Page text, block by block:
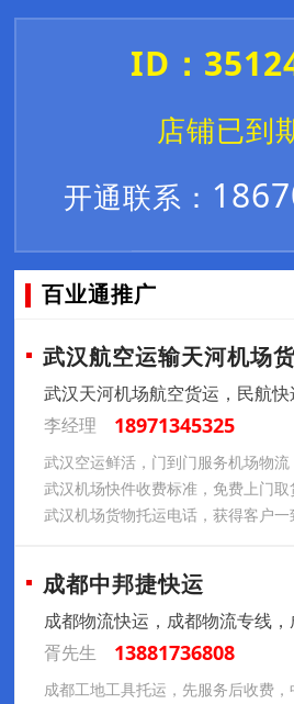
ID：
店铺已到
开通联系：
百业通推广
武汉航空运输天河机场
武汉天河机场航空货运，民航
李经理
18971345325
武汉空运鲜活，门到门服务机场物流
武汉机场快件收费标准，免费上门取
武汉机场货物托运电话，获得客户一
成都中邦捷快运
成都物流快运，成都物流专线
胥先生
13881736808
成都工地工具托运，先服务后收费